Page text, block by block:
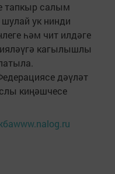
тапкыр салым
шулай ук нинди
һәм чит илдәге
кагылышлы
дәүләт
киңәшчесе
www.nalog.ru